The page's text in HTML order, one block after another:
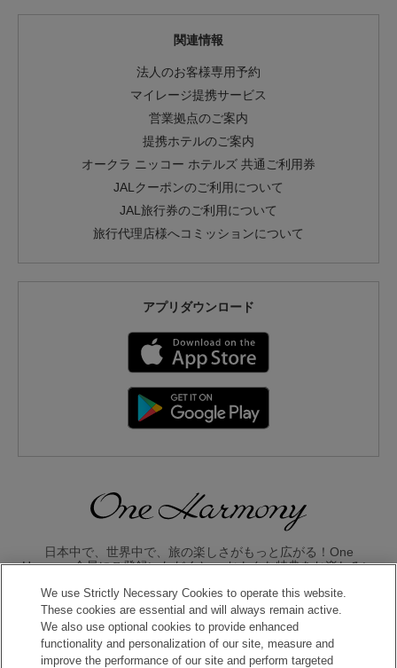
関連情報
法人のお客様専用予約
マイレージ提携サービス
営業拠点のご案内
提携ホテルのご案内
オークラ ニッコー ホテルズ 共通ご利用券
JALクーポンのご利用について
JAL旅行券のご利用について
旅行代理店様へコミッションについて
アプリダウンロード
日本中で、世界中で、旅の楽しさがもっと広がる！One
Harmony会員にご登録いただくと、 おトクな特典をお楽しみい
入会のお申し込みはこちら
We use Strictly Necessary Cookies to operate this website.
These cookies are essential and will always remain active.
We also use optional cookies to provide enhanced
functionality and personalization of our site, measure and
improve the performance of our site and perform targeted